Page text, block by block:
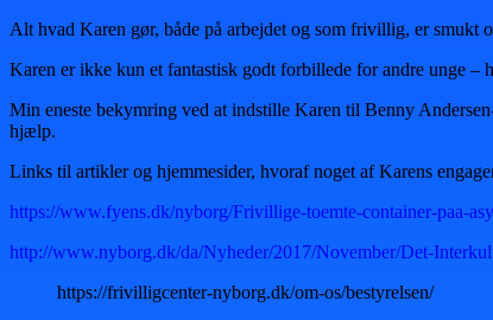
Alt hvad Karen gør, både på arbejdet og som frivillig, er smukt
Karen er ikke kun et fantastisk godt forbillede for andre unge –
Min eneste bekymring ved at indstille Karen til Benny
hjælp.
Links til artikler og hjemmesider, hvoraf noget af Karens
https://www.fyens.dk/nyborg/Frivillige-toemte-container-paa-
http://www.nyborg.dk/da/Nyheder/2017/November/Det-
https://frivilligcenter-nyborg.dk/om-os/bestyrelsen/